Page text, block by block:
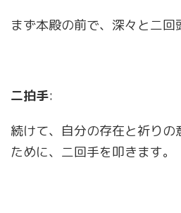
まず本殿の前で、深々と二回
二拍手:
続けて、自分の存在と祈りの
ために、二回手を叩きます。